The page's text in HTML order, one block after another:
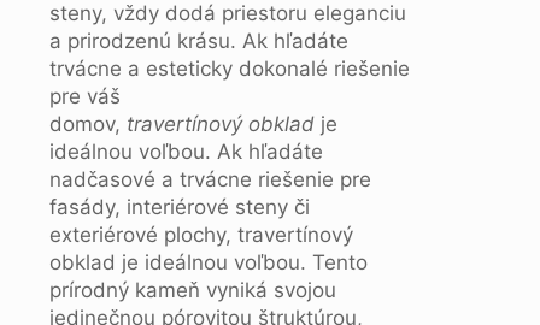
steny, vždy dodá priestoru eleganciu
a prirodzenú krásu. Ak hľadáte
trvácne a esteticky dokonalé riešenie
pre váš
domov, travertínový obklad je
ideálnou voľbou. Ak hľadáte
nadčasové a trvácne riešenie pre
fasády, interiérové steny či
exteriérové plochy, travertínový
obklad je ideálnou voľbou. Tento
prírodný kameň vyniká svojou
jedinečnou pórovitou štruktúrou,